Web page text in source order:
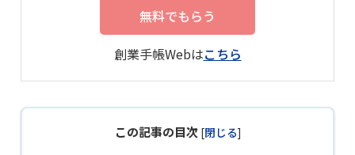
無料でもらう
創業手帳Webはこちら
この記事の目次 [閉じる]